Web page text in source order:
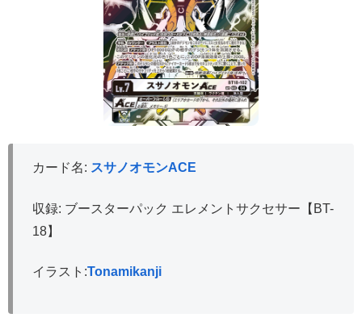
カード名: スサノオモンACE
収録: ブースターパック エレメントサクセサー【BT-
18】
イラスト:Tonamikanji